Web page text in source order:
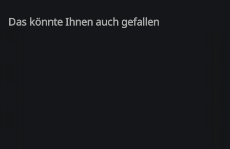
Das könnte Ihnen auch gefallen